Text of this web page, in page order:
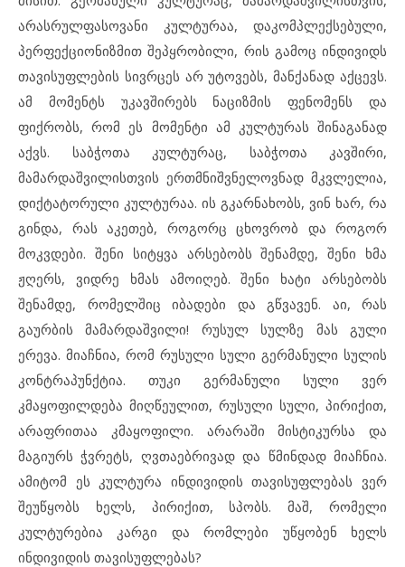
არასრულფასოვანი კულტურაა, დაკომპლექსებული,
პერფექციონიზმით შეპყრობილი, რის გამოც ინდივიდს
თავისუფლების სივრცეს არ უტოვებს, მანქანად აქცევს.
ამ მომენტს უკავშირებს ნაციზმის ფენომენს და
ფიქრობს, რომ ეს მომენტი ამ კულტურას შინაგანად
აქვს. საბჭოთა კულტურაც, საბჭოთა კავშირი,
მამარდაშვილისთვის ერთმნიშვნელოვნად მკვლელია,
დიქტატორული კულტურაა. ის გკარნახობს, ვინ ხარ, რა
გინდა, რას აკეთებ, როგორც ცხოვრობ და როგორ
მოკვდები. შენი სიტყვა არსებობს შენამდე, შენი ხმა
ჟღერს, ვიდრე ხმას ამოიღებ. შენი ხატი არსებობს
შენამდე, რომელშიც იბადები და გწვავენ. აი, რას
გაურბის მამარდაშვილი! რუსულ სულზე მას გული
ერევა. მიაჩნია, რომ რუსული სული გერმანული სულის
კონტრაპუნქტია. თუკი გერმანული სული ვერ
კმაყოფილდება მიღწეულით, რუსული სული, პირიქით,
არაფრითაა კმაყოფილი. არარაში მისტიკურსა და
მაგიურს ჭვრეტს, ღვთაებრივად და წმინდად მიაჩნია.
ამიტომ ეს კულტურა ინდივიდის თავისუფლებას ვერ
შეუწყობს ხელს, პირიქით, სპობს. მაშ, რომელი
კულტურებია კარგი და რომლები უწყობენ ხელს
ინდივიდის თავისუფლებას?